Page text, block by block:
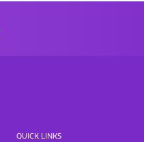
QUICK LINKS